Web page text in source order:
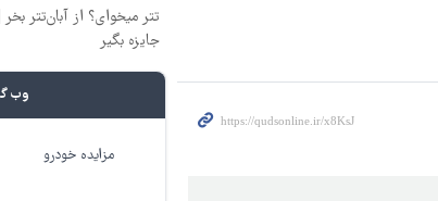
جایزه بگیر
وب
مزایده خودرو